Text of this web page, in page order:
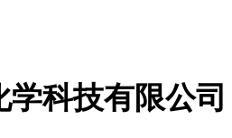
科技有限公司